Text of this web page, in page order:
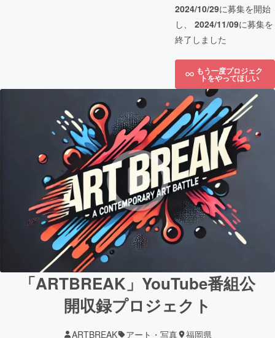
2024/10/29に募集を開始
し、 2024/11/09に募集を
終了しました
もう一度プロジェク
トをやってほしい
「ARTBREAK」YouTube番組公
開収録プロジェクト
ARTBREAK アート・写真 福岡県